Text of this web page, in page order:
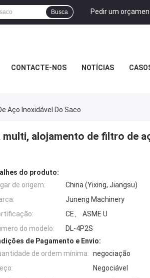
Pedir um
Busca
CONTACTE-NOS NOTÍCIAS
Aço Inoxidável Do Saco
alojamento de filtro de
do produto:
de origem:
China (Yixing, Jiangsu)
Juneng Machinery
CE、 ASME U
do modelo:
DL-4P2S
de Pagamento e Envio:
de ordem mínima: negociação
Negociável